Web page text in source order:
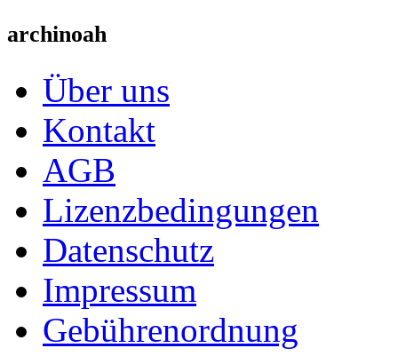
archinoah
Über uns
Kontakt
AGB
Lizenzbedingungen
Datenschutz
Impressum
Gebührenordnung